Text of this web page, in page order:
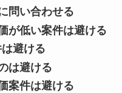
問い合わせる
が低い案件は避ける
避ける
は避ける
案件は避ける